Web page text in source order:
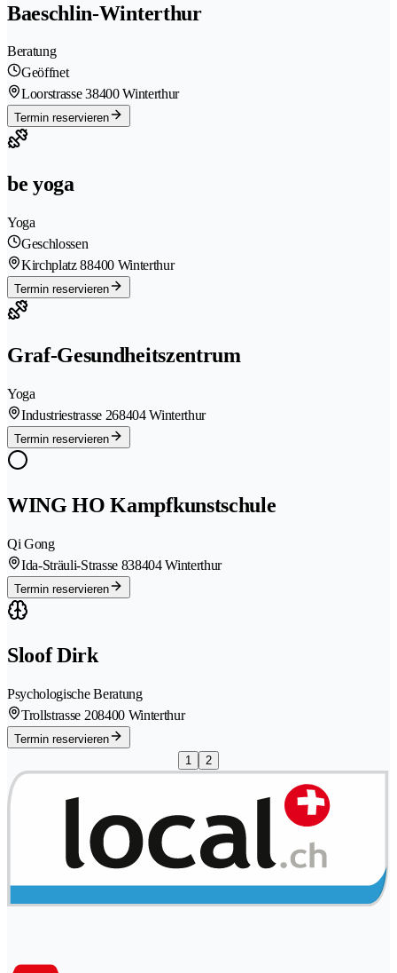
Baeschlin-Winterthur
Beratung
Geöffnet
Loorstrasse 38400 Winterthur
Termin reservieren
be yoga
Yoga
Geschlossen
Kirchplatz 88400 Winterthur
Termin reservieren
Graf-Gesundheitszentrum
Yoga
Industriestrasse 268404 Winterthur
Termin reservieren
WING HO Kampfkunstschule
Qi Gong
Ida-Sträuli-Strasse 838404 Winterthur
Termin reservieren
Sloof Dirk
Psychologische Beratung
Trollstrasse 208400 Winterthur
Termin reservieren
1
2